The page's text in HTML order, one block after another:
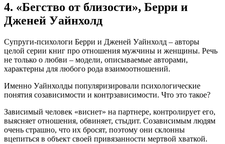
4. «Бегство от близости», Берри и
Дженей Уайнхолд
Супруги-психологи Берри и Дженей Уайнхолд – авторы
целой серии книг про отношения мужчины и женщины. Речь
не только о любви – модели, описываемые авторами,
характерны для любого рода взаимоотношений.
Именно Уайнхолды популяризировали психологические
понятия созависимости и контрзависимости. Что это такое?
Зависимый человек «виснет» на партнере, контролирует его,
выясняет отношения, обвиняет, стыдит. Созависимым людям
очень страшно, что их бросят, поэтому они склонны
вцепиться в объект своей привязанности мертвой хваткой.